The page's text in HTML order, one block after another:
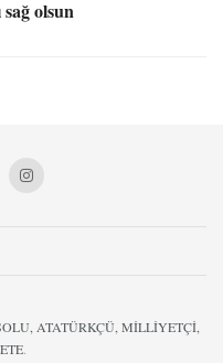
olsun
ATATÜRKÇÜ, MİLLİYETÇİ,